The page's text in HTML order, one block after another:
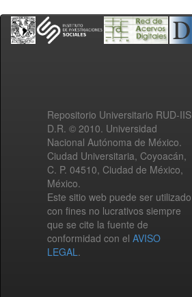
Repositorio Universitario RUD-IIS
D.R. © 2010. Universidad
Nacional Autónoma de México.
Ciudad Universitaria, Coyoacán,
C. P. 04510, Ciudad de México,
México.
Este sitio web puede ser utilizado
con fines no lucrativos siempre
que se cite la fuente de
conformidad con el AVISO
LEGAL.